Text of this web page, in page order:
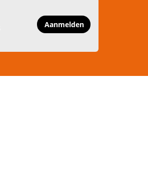
Aanmelden